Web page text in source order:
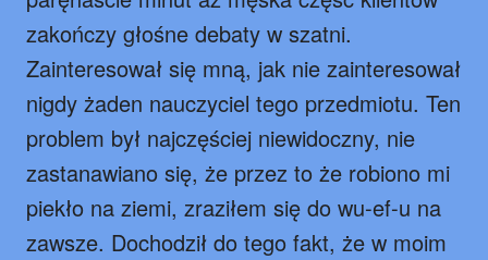
zakończy głośne debaty w szatni.
Zainteresował się mną, jak nie zainteresował
nigdy żaden nauczyciel tego przedmiotu. Ten
problem był najczęściej niewidoczny, nie
zastanawiano się, że przez to że robiono mi
piekło na ziemi, zraziłem się do wu-ef-u na
zawsze. Dochodził do tego fakt, że w moim